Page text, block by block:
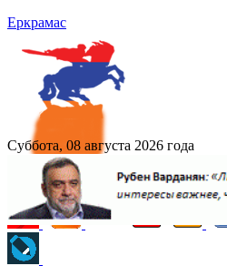
Еркрамас
Суббота, 08 августа 2026 года